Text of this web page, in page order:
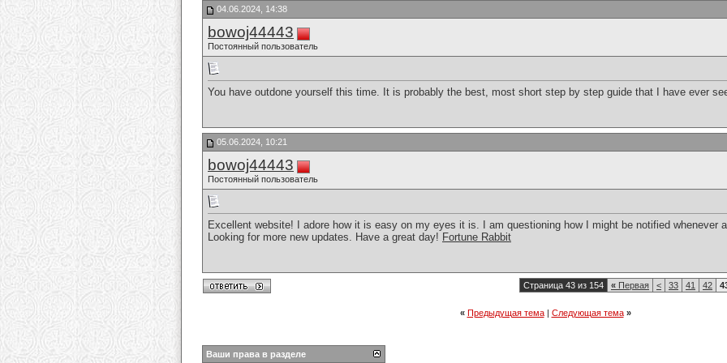
04.06.2024, 14:38
bowoj44443
Постоянный пользователь
You have outdone yourself this time. It is probably the best, most short step by step guide that I have ever
05.06.2024, 10:21
bowoj44443
Постоянный пользователь
Excellent website! I adore how it is easy on my eyes it is. I am questioning how I might be notified whenever
Looking for more new updates. Have a great day! Fortune Rabbit
Страница 43 из 154 « Первая < 33 41 42
« Предыдущая тема| Следующая тема »
Ваши права в разделе